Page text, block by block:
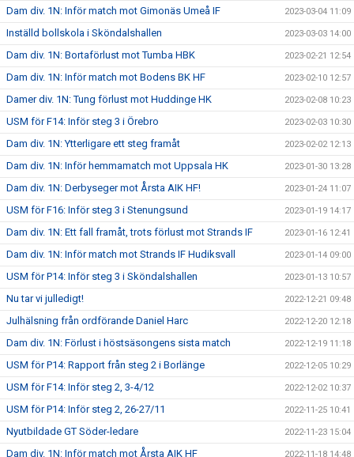
Dam div. 1N: Inför match mot Gimonäs Umeå IF 2023-03-04 11:09
Inställd bollskola i Sköndalshallen 2023-03-03 14:00
Dam div. 1N: Bortaförlust mot Tumba HBK 2023-02-21 12:54
Dam div. 1N: Inför match mot Bodens BK HF 2023-02-10 12:57
Damer div. 1N: Tung förlust mot Huddinge HK 2023-02-08 10:23
USM för F14: Inför steg 3 i Örebro 2023-02-03 10:30
Dam div. 1N: Ytterligare ett steg framåt 2023-02-02 12:13
Dam div. 1N: Inför hemmamatch mot Uppsala HK 2023-01-30 13:28
Dam div. 1N: Derbyseger mot Årsta AIK HF! 2023-01-24 11:07
USM för F16: Inför steg 3 i Stenungsund 2023-01-19 14:17
Dam div. 1N: Ett fall framåt, trots förlust mot Strands IF 2023-01-16 12:41
Dam div. 1N: Inför match mot Strands IF Hudiksvall 2023-01-14 09:00
USM för P14: Inför steg 3 i Sköndalshallen 2023-01-13 10:57
Nu tar vi julledigt! 2022-12-21 09:48
Julhälsning från ordförande Daniel Harc 2022-12-20 12:18
Dam div. 1N: Förlust i höstsäsongens sista match 2022-12-19 11:18
USM för P14: Rapport från steg 2 i Borlänge 2022-12-05 10:29
USM för F14: Inför steg 2, 3-4/12 2022-12-02 10:37
USM för P14: Inför steg 2, 26-27/11 2022-11-25 10:41
Nyutbildade GT Söder-ledare 2022-11-23 15:04
Dam div. 1N: Inför match mot Årsta AIK HF 2022-11-18 14:48